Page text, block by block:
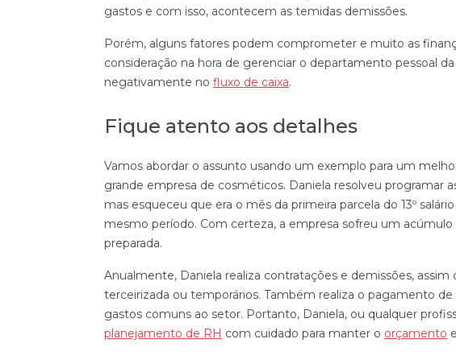
gastos e com isso, acontecem as temidas demissões.
Porém, alguns fatores podem comprometer e muito as
consideração na hora de gerenciar o departamento pessoal
negativamente no fluxo de caixa.
Fique atento aos detalhes
Vamos abordar o assunto usando um exemplo para um
grande empresa de cosméticos. Daniela resolveu programar
mas esqueceu que era o mês da primeira parcela do 13º
mesmo período. Com certeza, a empresa sofreu um
preparada.
Anualmente, Daniela realiza contratações e demissões,
terceirizada ou temporários. Também realiza o pagamento
gastos comuns ao setor. Portanto, Daniela, ou qualquer
planejamento de RH com cuidado para manter o orçamento